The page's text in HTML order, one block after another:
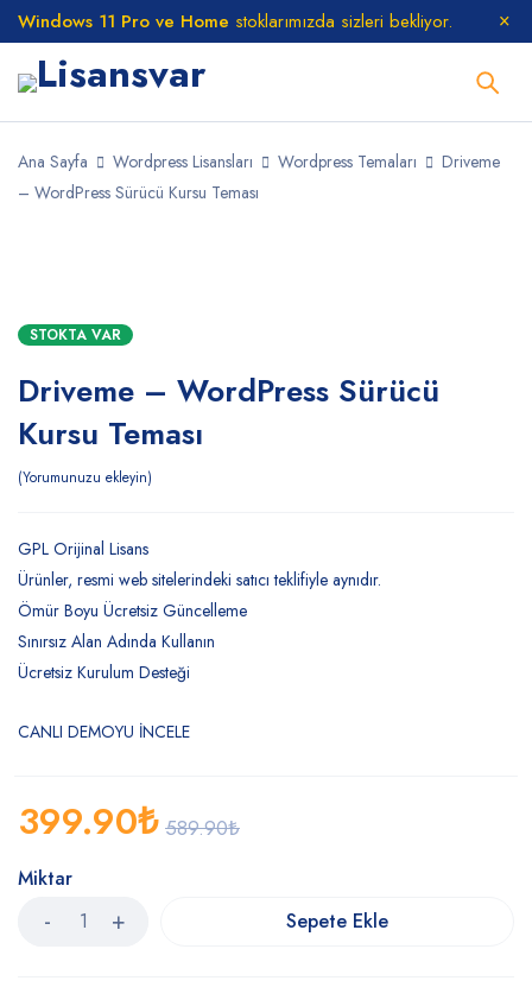
Windows 11 Pro ve Home stoklarımızda sizleri bekliyor.
Ana Sayfa Wordpress Lisansları Wordpress Temaları
Driveme
– WordPress Sürücü Kursu Teması
STOKTA VAR
Driveme – WordPress Sürücü
Kursu Teması
Yorumunuzu ekleyin
GPL Orijinal Lisans
Ürünler, resmi web sitelerindeki satıcı teklifiyle aynıdır.
Ömür Boyu Ücretsiz Güncelleme
Sınırsız Alan Adında Kullanın
Ücretsiz Kurulum Desteği
CANLI DEMOYU İNCELE
589.90₺
399.90₺
Miktar
Sepete Ekle